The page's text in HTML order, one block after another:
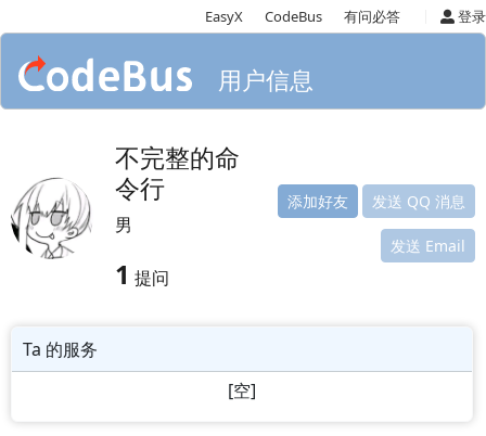
EasyX CodeBus 有问必答 登录
用户信息
不完整的命
令行
男
1 提问
添加好友 发送 QQ 消息
发送 Email
Ta 的服务
[空]